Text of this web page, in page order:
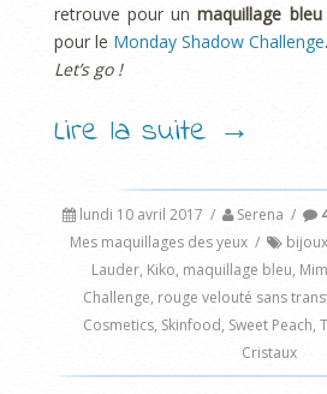
retrouve pour un maquillage
pour le Monday Shadow Challenge.
Let’s go !
Lire la suite →
lundi 10 avril 2017 / Serena /
Mes maquillages des yeux / bijoux
Lauder, Kiko, maquillage bleu, Mim
Challenge, rouge velouté sans
Cosmetics, Skinfood, Sweet Peach,
Cristaux